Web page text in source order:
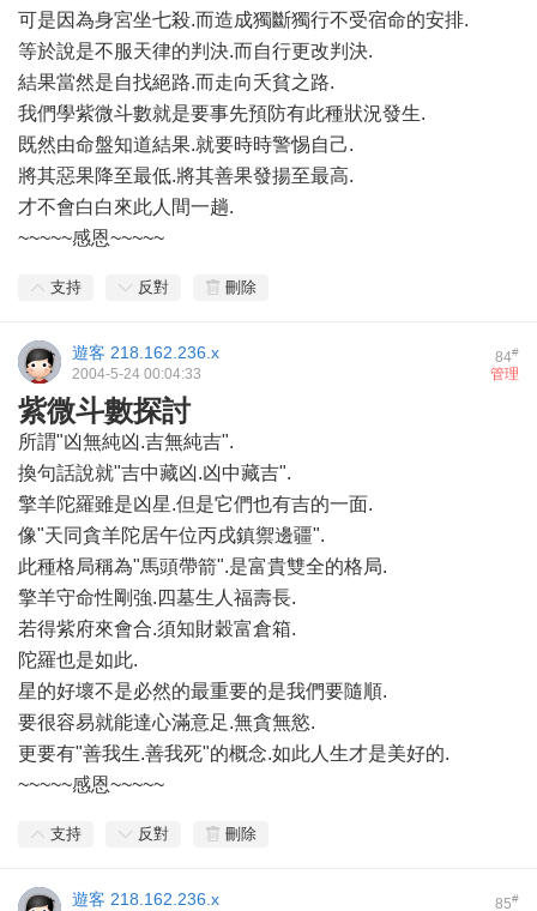
可是因為身宮坐七殺.而造成獨斷獨行不受宿命的安排.
等於說是不服天律的判決.而自行更改判決.
結果當然是自找絕路.而走向夭貧之路.
我們學紫微斗數就是要事先預防有此種狀況發生.
既然由命盤知道結果.就要時時警惕自己.
將其惡果降至最低.將其善果發揚至最高.
才不會白白來此人間一趟.
~~~~~感恩~~~~~
支持 反對 刪除
84#
遊客 218.162.236.x
管理
2004-5-24 00:04:33
紫微斗數探討
所謂"凶無純凶.吉無純吉".
換句話說就"吉中藏凶.凶中藏吉".
擎羊陀羅雖是凶星.但是它們也有吉的一面.
像"天同貪羊陀居午位丙戌鎮禦邊疆".
此種格局稱為"馬頭帶箭".是富貴雙全的格局.
擎羊守命性剛強.四墓生人福壽長.
若得紫府來會合.須知財穀富倉箱.
陀羅也是如此.
星的好壞不是必然的最重要的是我們要隨順.
要很容易就能達心滿意足.無貪無慾.
更要有"善我生.善我死"的概念.如此人生才是美好的.
~~~~~感恩~~~~~
支持 反對 刪除
85#
遊客 218.162.236.x